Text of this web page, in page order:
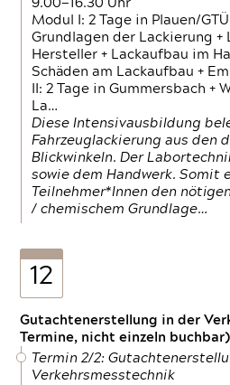
9.00—16.30 Uhr
Modul I: 2 Tage in Plauen/
Grundlagen der Lackierung +
Hersteller + Lackaufbau im
Schäden am Lackaufbau +
II: 2 Tage in Gummersbach +
La…
Diese Intensivausbildung
Fahrzeuglackierung aus den
Blickwinkeln. Der
sowie dem Handwerk. Somit
Teilnehmer*Innen den
/ chemischem Grundlage…
12
Gutachtenerstellung in der
Termine, nicht einzeln buchbar)
Termin 2/2:
Verkehrsmesstechnik